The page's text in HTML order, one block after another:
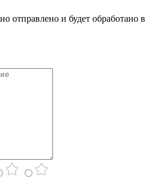
отправлено и будет обработано в